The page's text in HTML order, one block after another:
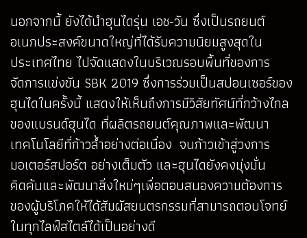
นอกจากนี้ ยังได้นำฮุนไดรุ่น เอช-วัน ซึ่งเป็นรถยนต์
อเนกประสงค์ขนาดใหญ่ที่ได้รับความนิยมสูงสุดใน
ประเทศไทย ไปจัดแสดงในบริเวณรอบพื้นที่ของการ
จัดการแข่งขัน SBK 2019 ซึ่งการร่วมเป็นสปอนเซอร์ของ
ฮุนไดในครั้งนี้ แสดงให้เห็นถึงการมีวิสัยทัศน์ที่กว้างไกล
ของแบรนด์ฮุนได ที่ผลิตรถยนต์คุณภาพและพัฒนา
เทคโนโลยีที่ก้าวล้ำอย่างต่อเนื่อง จนก้าวเข้าสู่วงการ
มอเตอร์สปอร์ต อย่างเต็มตัว และฮุนไดยังคงมุ่งมั่น
คิดค้นและพัฒนาสิ่งใหม่ๆเพื่อตอบสนองความต้องการ
ของผู้บริโภคให้ได้สัมผัสยนตรกรรมที่สามารถตอบโจทย์
ในทุกไลฟ์สไตล์ได้เป็นอย่างดี